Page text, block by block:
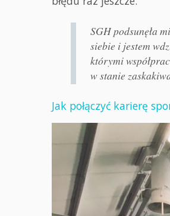
SGH podsunęła
siebie i jestem
którymi
w stanie
Jak połączyć karierę